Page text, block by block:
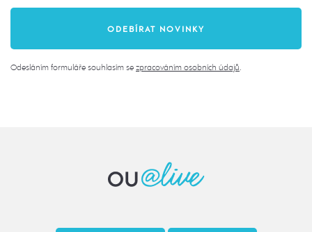
Odesláním formuláře souhlasím se zpracováním osobních údajů.